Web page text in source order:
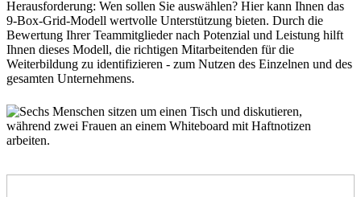
Herausforderung: Wen sollen Sie auswählen? Hier kann Ihnen das
9-Box-Grid-Modell wertvolle Unterstützung bieten. Durch die
Bewertung Ihrer Teammitglieder nach Potenzial und Leistung hilft
Ihnen dieses Modell, die richtigen Mitarbeitenden für die
Weiterbildung zu identifizieren - zum Nutzen des Einzelnen und des
gesamten Unternehmens.